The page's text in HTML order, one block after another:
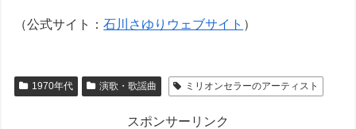
（公式サイト：石川さゆりウェブサイト ）
1970年代 演歌・歌謡曲 ミリオンセラーのアーティスト
スポンサーリンク